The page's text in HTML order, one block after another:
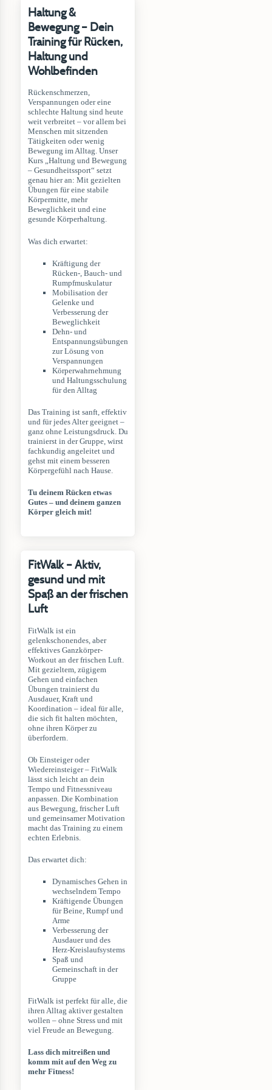
Haltung &
Bewegung – Dein
Training für Rücken,
Haltung und
Wohlbefinden
Rückenschmerzen,
Verspannungen oder eine
schlechte Haltung sind heute
weit verbreitet – vor allem bei
Menschen mit sitzenden
Tätigkeiten oder wenig
Bewegung im Alltag. Unser
Kurs „Haltung und Bewegung
– Gesundheitssport“ setzt
genau hier an: Mit gezielten
Übungen für eine stabile
Körpermitte, mehr
Beweglichkeit und eine
gesunde Körperhaltung.
Was dich erwartet:
Kräftigung der
Rücken-, Bauch- und
Rumpfmuskulatur
Mobilisation der
Gelenke und
Verbesserung der
Beweglichkeit
Dehn- und
Entspannungsübungen
zur Lösung von
Verspannungen
Körperwahrnehmung
und Haltungsschulung
für den Alltag
Das Training ist sanft, effektiv
und für jedes Alter geeignet –
ganz ohne Leistungsdruck. Du
trainierst in der Gruppe, wirst
fachkundig angeleitet und
gehst mit einem besseren
Körpergefühl nach Hause.
Tu deinem Rücken etwas
Gutes – und deinem ganzen
Körper gleich mit!
FitWalk – Aktiv,
gesund und mit
Spaß an der frischen
Luft
FitWalk ist ein
gelenkschonendes, aber
effektives Ganzkörper-
Workout an der frischen Luft.
Mit gezieltem, zügigem
Gehen und einfachen
Übungen trainierst du
Ausdauer, Kraft und
Koordination – ideal für alle,
die sich fit halten möchten,
ohne ihren Körper zu
überfordern.
Ob Einsteiger oder
Wiedereinsteiger – FitWalk
lässt sich leicht an dein
Tempo und Fitnessniveau
anpassen. Die Kombination
aus Bewegung, frischer Luft
und gemeinsamer Motivation
macht das Training zu einem
echten Erlebnis.
Das erwartet dich:
Dynamisches Gehen in
wechselndem Tempo
Kräftigende Übungen
für Beine, Rumpf und
Arme
Verbesserung der
Ausdauer und des
Herz-Kreislaufsystems
Spaß und
Gemeinschaft in der
Gruppe
FitWalk ist perfekt für alle, die
ihren Alltag aktiver gestalten
wollen – ohne Stress und mit
viel Freude an Bewegung.
Lass dich mitreißen und
komm mit auf den Weg zu
mehr Fitness!